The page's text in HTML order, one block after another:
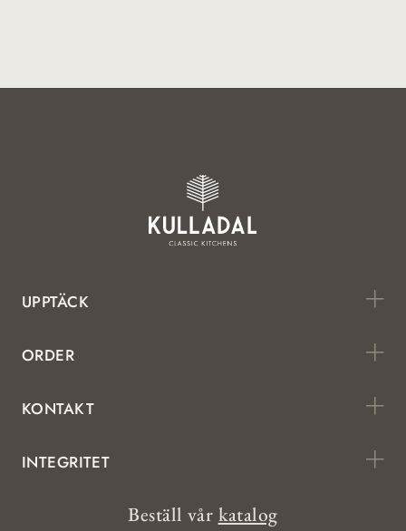
UPPTÄCK
ORDER
KONTAKT
INTEGRITET
Beställ vår katalog